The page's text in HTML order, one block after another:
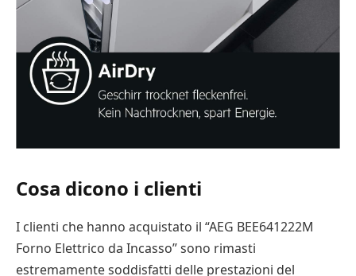
Cosa dicono i clienti
I clienti che hanno acquistato il “AEG BEE641222M
Forno Elettrico da Incasso” sono rimasti
estremamente soddisfatti delle prestazioni del